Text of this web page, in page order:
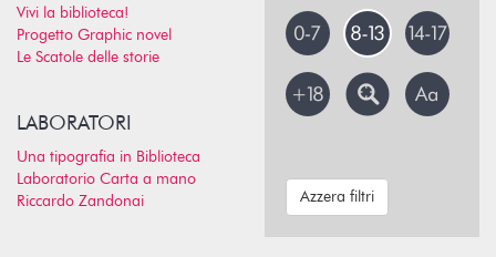
Vivi la biblioteca!
Progetto Graphic novel
Le Scatole delle storie
LABORATORI
Una tipografia in Biblioteca
Laboratorio Carta a mano
Riccardo Zandonai
Azzera filtri